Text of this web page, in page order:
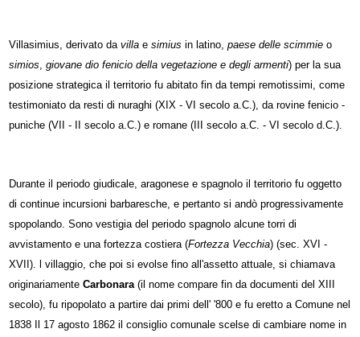
Villasimius, derivato davilla esimius in latino,paese delle scimmie o
simios ,giovane dio fenicio della vegetazione e degli armenti) per la sua
posizione strategica il territorio fu abitato fin da tempi remotissimi, come
testimoniato da resti di nuraghi (XIX - VI secolo a.C.), da rovine fenicio -
puniche (VII - II secolo a.C.) e romane (III secolo a.C. - VI secolo d.C.).
Durante il periodo giudicale, aragonese e spagnolo il territorio fu oggetto
di continue incursioni barbaresche, e pertanto si andò progressivamente
spopolando. Sono vestigia del periodo spagnolo alcune torri di
avvistamento e una fortezza costiera (Fortezza Vecchia) (sec. XVI -
XVII). l villaggio, che poi si evolse fino all'assetto attuale, si chiamava
originariamenteCarbonara (il nome compare fin da documenti del XIII
secolo), fu ripopolato a partire dai primi dell' '800 e fu eretto a Comune nel
1838 Il 17 agosto 1862 il consiglio comunale scelse di cambiare nome in